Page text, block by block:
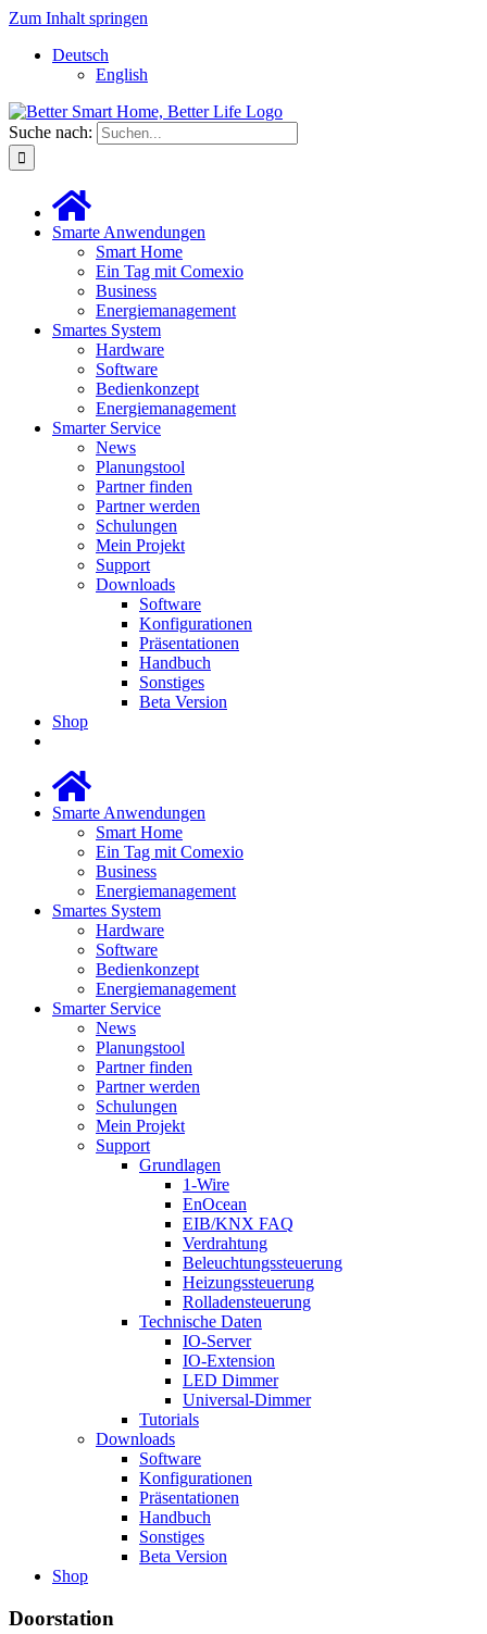
Zum Inhalt springen
Deutsch
English
Suche nach:
Smarte Anwendungen
Smart Home
Ein Tag mit Comexio
Business
Energiemanagement
Smartes System
Hardware
Software
Bedienkonzept
Energiemanagement
Smarter Service
News
Planungstool
Partner finden
Partner werden
Schulungen
Mein Projekt
Support
Downloads
Software
Konfigurationen
Präsentationen
Handbuch
Sonstiges
Beta Version
Shop
Smarte Anwendungen
Smart Home
Ein Tag mit Comexio
Business
Energiemanagement
Smartes System
Hardware
Software
Bedienkonzept
Energiemanagement
Smarter Service
News
Planungstool
Partner finden
Partner werden
Schulungen
Mein Projekt
Support
Grundlagen
1-Wire
EnOcean
EIB/KNX FAQ
Verdrahtung
Beleuchtungssteuerung
Heizungssteuerung
Rolladensteuerung
Technische Daten
IO-Server
IO-Extension
LED Dimmer
Universal-Dimmer
Tutorials
Downloads
Software
Konfigurationen
Präsentationen
Handbuch
Sonstiges
Beta Version
Shop
Doorstation